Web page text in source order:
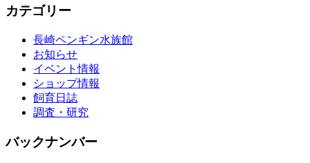
カテゴリー
長崎ペンギン水族館
お知らせ
イベント情報
ショップ情報
飼育日誌
調査・研究
バックナンバー